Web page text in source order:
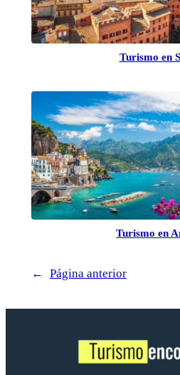
Turismo en
Turismo en
← Página anterior